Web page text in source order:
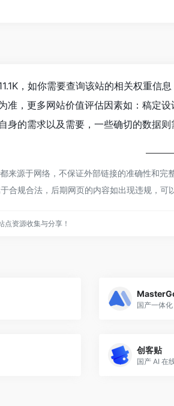
，如你需要查询该站的相关权重信
准，更多网站价值评估因素如：稿定
身的需求以及需要，一些确切的数据
来源于网络，不保证外部链接的准确性和
合规合法，后期网页的内容如出现违规，可
点资源收集与分享！
国产一体
创客贴
国产 AI 在